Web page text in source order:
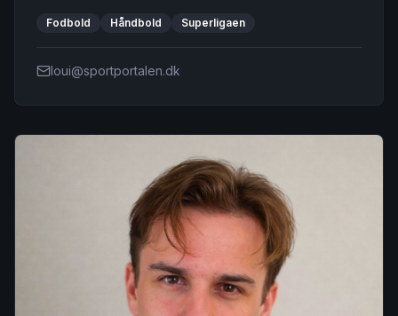
Fodbold Håndbold Superligaen
loui@sportportalen.dk